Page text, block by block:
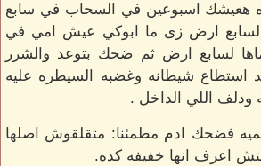
هعيشك اسبوعين في السحاب في سابع
لسابع ارض زى ما ابوكي عيش امي في
لسابع ارض ثم ضحك بتوعد والشرر
استطاع شيطانه وغضبه السيطره عليه
ودلف اللي الداخل .
فضحك ادم مطمئنا: متقلقوش اصلها
اعرف انها خفيفه كده.